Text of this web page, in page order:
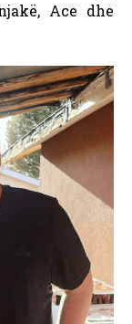
Ace dhe